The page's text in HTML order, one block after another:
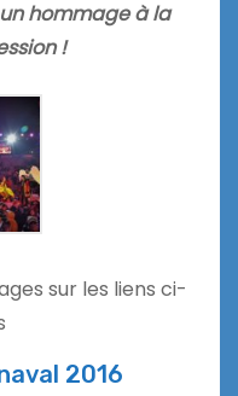
hommage à la
!
sur les liens ci-
2016